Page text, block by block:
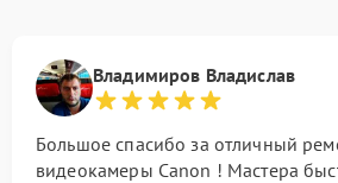
Владимиров Владислав
Большое спасибо за отличный
видеокамеры Canon ! Мастера